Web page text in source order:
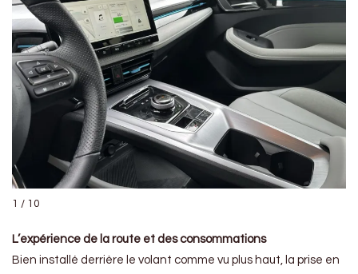
1 / 10
L’expérience de la route et des consommations
Bien installé derrière le volant comme vu plus haut, la prise en